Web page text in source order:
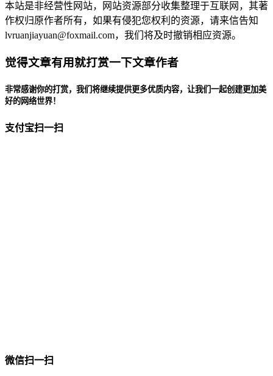
本站是非经营性网站，网站资源部分收集整理于互联网，其著
作权归原作者所有，如果有侵犯您权利的资源，请来信告知
lvruanjiayuan@foxmail.com，我们将及时撤销相应资源。
觉得文章有用就打赏一下文章作者
非常感谢你的打赏，我们将继续提供更多优质内容，让我们一起创建更加美
好的网络世界！
支付宝扫一扫
微信扫一扫